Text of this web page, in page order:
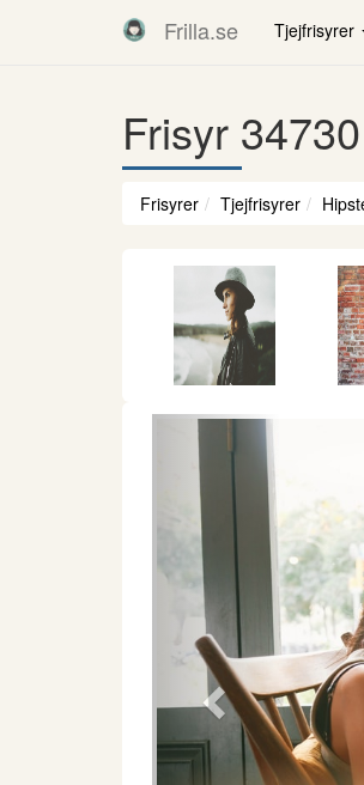
Frilla.se Tjejfrisyrer
Frisyr
Frisyrer Tjejfrisyrer
Föregående